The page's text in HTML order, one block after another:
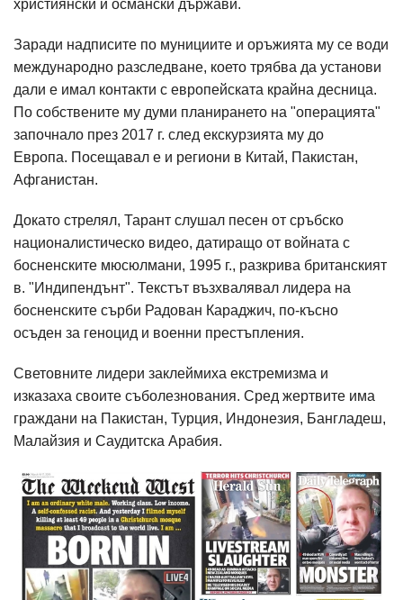
християнски и османски държави.
Заради надписите по мунициите и оръжията му се води
международно разследване, което трябва да установи
дали е имал контакти с европейската крайна десница.
По собствените му думи планирането на "операцията"
започнало през 2017 г. след екскурзията му до
Европа. Посещавал е и региони в Китай, Пакистан,
Афганистан.
Докато стрелял, Тарант слушал песен от сръбско
националистическо видео, датиращо от войната с
босненските мюсюлмани, 1995 г., разкрива британският
в. "Индипендънт". Текстът възхвалявал лидера на
босненските сърби Радован Караджич, по-късно
осъден за геноцид и военни престъпления.
Световните лидери заклеймиха екстремизма и
изказаха своите съболезнования. Сред жертвите има
граждани на Пакистан, Турция, Индонезия, Бангладеш,
Малайзия и Саудитска Арабия.